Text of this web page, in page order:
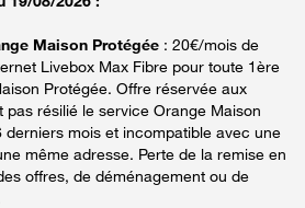
Maison Protégée : 20€/mois de
Livebox Max Fibre pour toute 1ère
Protégée. Offre réservée aux
pas résilié le service Orange Maison
derniers mois et incompatible avec une
même adresse. Perte de la remise en
offres, de déménagement ou de